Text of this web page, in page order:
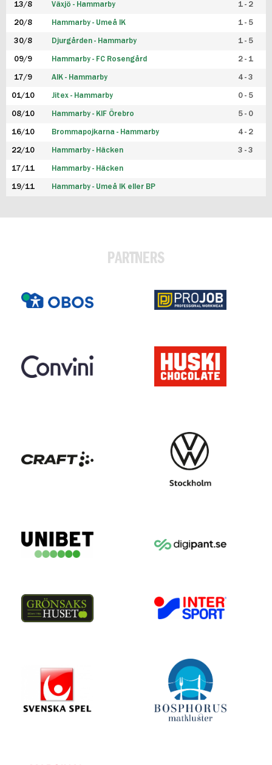
13/8 Växjö - Hammarby 1 - 2
20/8 Hammarby - Umeå IK 1 - 5
30/8 Djurgården - Hammarby 1 - 5
09/9 Hammarby - FC Rosengård 2 - 1
17/9 AIK - Hammarby 4 - 3
01/10 Jitex - Hammarby 0 - 5
08/10 Hammarby - KIF Örebro 5 - 0
16/10 Brommapojkarna - Hammarby 4 - 2
22/10 Hammarby - Häcken 3 - 3
17/11 Hammarby - Häcken
19/11 Hammarby - Umeå IK eller BP
PARTNERS